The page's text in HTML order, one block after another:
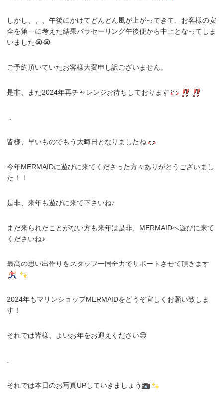
しかし、、、午後にかけてどんどん風が上がってきて、お客様の安
全を第一に考えた結果パラセーリング午後便から中止となってしま
いました😭😭
ご予約頂いていたお客様大変申し訳ございません。
是非、また2024年再チャレンジお待ちしております
．
皆様、早いものでもう大晦日となりましたね
今年MERMAIDに遊びに来てくださった方々ありがとうございまし
た！！
是非、来年も遊びに来て下さいね♪
まだ来られたことがない方も来年は是非、MERMAIDへ遊びに来て
くださいね♪
最高の思い出作りをスタッフ一同全力でサポートさせて頂きます
2024年もマリンショップMERMAIDをどうぞ宜しくお願い致しま
す！
それでは皆様、よいお年をお迎えください😊
それでは本日のお写真UPしていきましょう